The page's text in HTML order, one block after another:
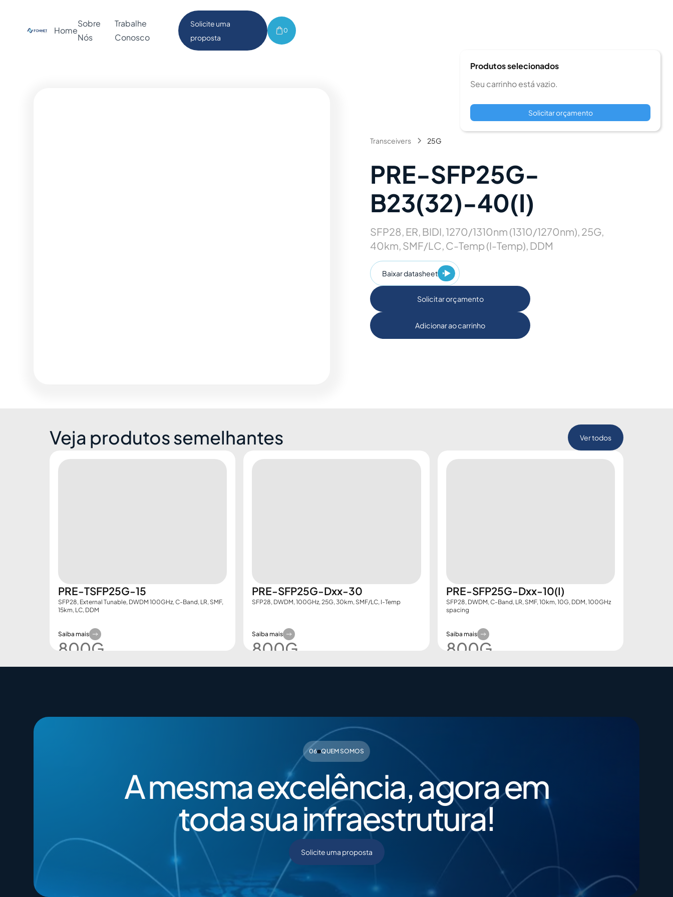
Home
Sobre
Nós
Trabalhe
Conosco
Solicite uma
proposta
0
Transceivers 25G
PRE-SFP25G-
B23(32)-40(I)
SFP28, ER, BIDI, 1270/1310nm (1310/1270nm), 25G,
40km, SMF/LC, C-Temp (I-Temp), DDM
Baixar datasheet
Solicitar orçamento
Adicionar ao carrinho
Veja produtos semelhantes Ver todos
PRE-TSFP25G-15
SFP28, External Tunable, DWDM 100GHz, C-Band, LR, SMF,
15km, LC, DDM
Saiba mais
800G​
PRE-SFP25G-Dxx-30
SFP28, DWDM, 100GHz, 25G, 30km, SMF/LC, I-Temp
Saiba mais
800G​
PRE-SFP25G-Dxx-10(I)
SFP28, DWDM, C-Band, LR, SMF, 10km, 10G, DDM, 100GHz
spacing
Saiba mais
800G​
06 QUEM SOMOS
A mesma excelência, agora em
toda sua infraestrutura!
Solicite uma proposta
Produtos selecionados
Seu carrinho está vazio.
Solicitar orçamento